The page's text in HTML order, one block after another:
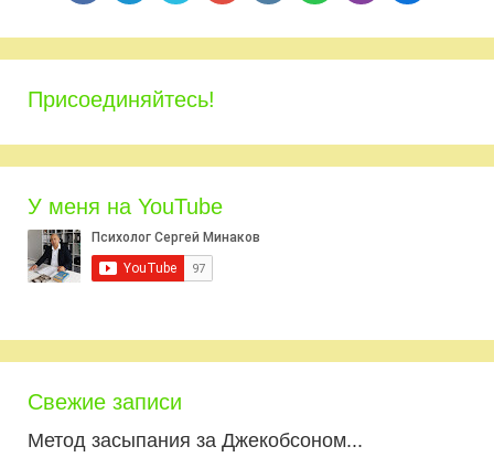
Присоединяйтесь!
У меня на YouTube
Свежие записи
Метод засыпания за Джекобсоном...